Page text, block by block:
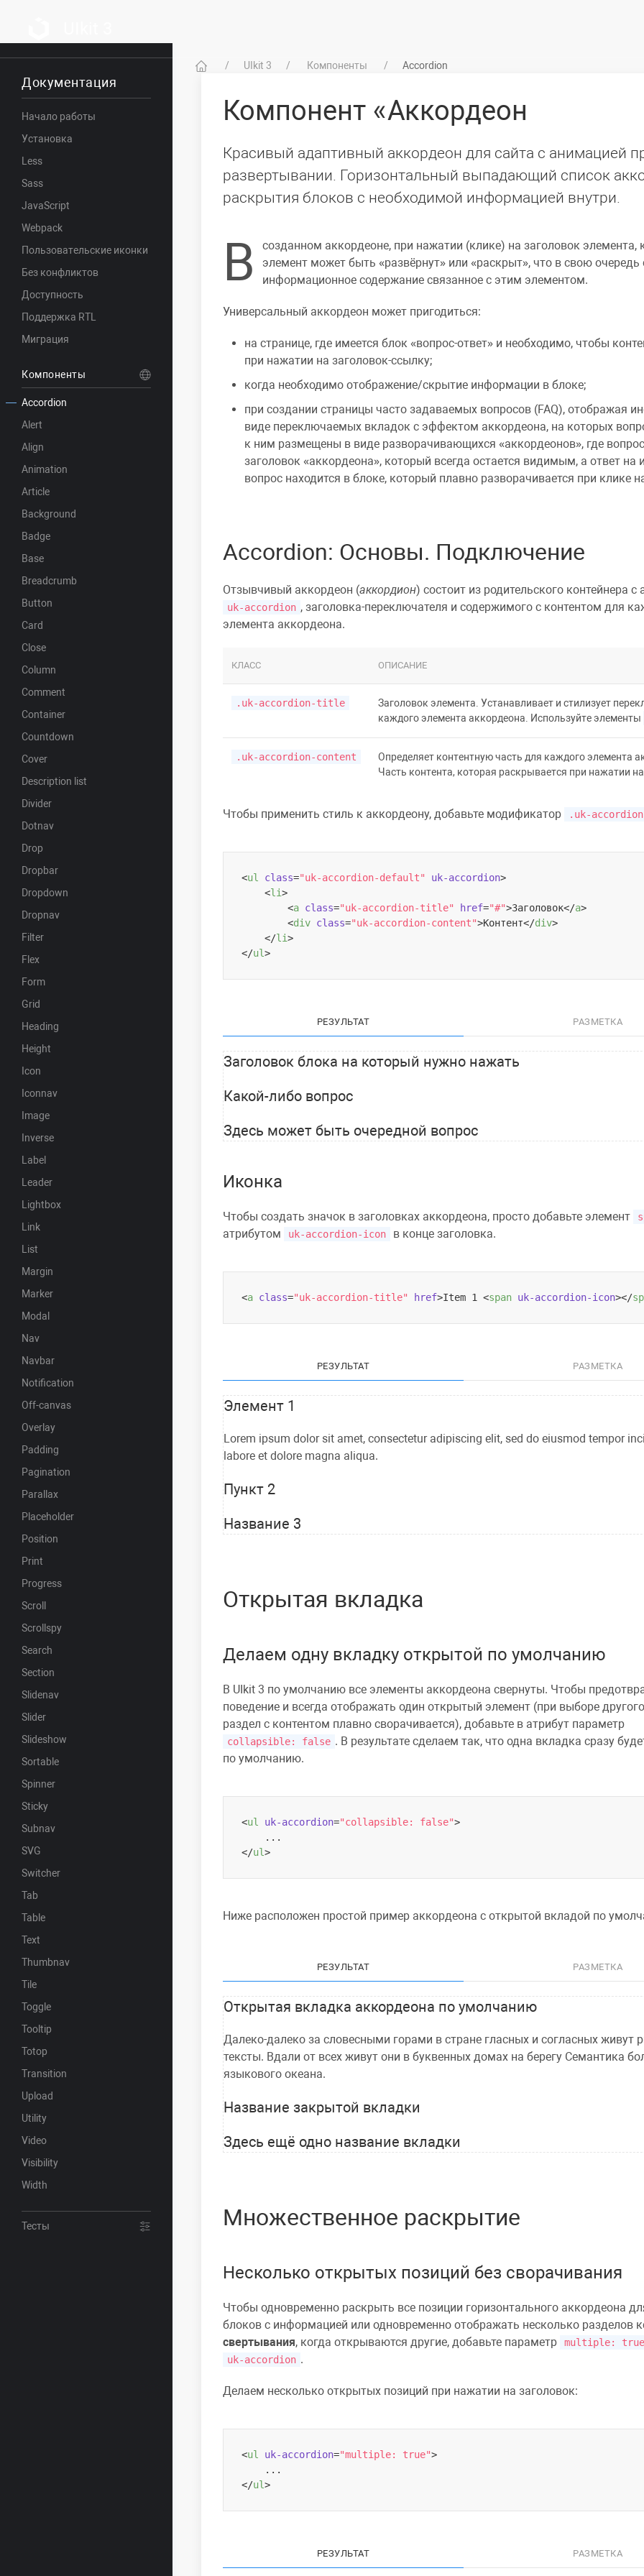
UIkit 3 Компоненты Accordion
Документация
Начало работы
Установка
Less
Sass
JavaScript
Webpack
Пользовательские иконки
Без конфликтов
Доступность
Поддержка RTL
Миграция
Компоненты
Accordion
Alert
Align
Animation
Article
Background
Badge
Base
Breadcrumb
Button
Card
Close
Column
Comment
Container
Countdown
Cover
Description list
Divider
Dotnav
Drop
Dropbar
Dropdown
Dropnav
Filter
Flex
Form
Grid
Heading
Height
Icon
Iconnav
Image
Inverse
Label
Leader
Lightbox
Link
List
Margin
Marker
Modal
Nav
Navbar
Notification
Off-canvas
Overlay
Padding
Pagination
Parallax
Placeholder
Position
Print
Progress
Scroll
Scrollspy
Search
Section
Slidenav
Slider
Slideshow
Sortable
Spinner
Sticky
Subnav
SVG
Switcher
Tab
Table
Text
Thumbnav
Tile
Toggle
Tooltip
Totop
Transition
Upload
Utility
Video
Visibility
Width
Тесты
Компонент Аккордеон
Красивый адаптивный аккордеон для сайта с анимацией
развертывании. Горизонтальный выпадающий список
раскрытия блоков с необходимой информацией внутри.
В
созданном аккордеоне, при нажатии (клике) на заголовок элемента,
элемент может быть «развёрнут» или «раскрыт», что в свою очередь
информационное содержание связанное с этим элементом.
Универсальный аккордеон может пригодиться:
на странице, где имеется блок «вопрос-ответ» и необходимо, чтобы
при нажатии на заголовок-ссылку;
когда необходимо отображение/скрытие информации в блоке;
при создании страницы часто задаваемых вопросов (FAQ), отображая
виде переключаемых вкладок с эффектом аккордеона, на которых
к ним размещены в виде разворачивающихся «аккордеонов», где
заголовок «аккордеона», который всегда остается видимым, а ответ на
вопрос находится в блоке, который плавно разворачивается при клике
Accordion: Основы. Подключение
Отзывчивый аккордеон (аккордион) состоит из родительского контейнера с
uk-accordion , заголовка-переключателя и содержимого с контентом для
элемента аккордеона.
КЛАСС ОПИСАНИЕ
.uk-accordion-title
Заголовок элемента. Устанавливает и стилизует
каждого элемента аккордеона. Используйте элементы
.uk-accordion-content
Определяет контентную часть для каждого элемента
Часть контента, которая раскрывается при нажатии
Чтобы применить стиль к аккордеону, добавьте модификатор .uk-
<ul class="uk-accordion-default" uk-accordion>
<li>
<a class="uk-accordion-title" href="#">Заголовок</a>
<div class="uk-accordion-content">Контент</div>
</li>
</ul>
РЕЗУЛЬТАТ РАЗМЕТКА
Заголовок блока на который нужно нажать
Какой-либо вопрос
Здесь может быть очередной вопрос
Иконка
Чтобы создать значок в заголовках аккордеона, просто добавьте элемент
атрибутом
uk-accordion-icon в конце заголовка.
<a class="uk-accordion-title" href>Item 1 <span uk-accordion-icon></
РЕЗУЛЬТАТ РАЗМЕТКА
Элемент 1
Lorem ipsum dolor sit amet, consectetur adipiscing elit, sed do eiusmod tempor
labore et dolore magna aliqua.
Пункт 2
Название 3
Открытая вкладка
Делаем одну вкладку открытой по умолчанию
В UIkit 3 по умолчанию все элементы аккордеона свернуты. Чтобы
поведение и всегда отображать один открытый элемент (при выборе
раздел с контентом плавно сворачивается), добавьте в атрибут параметр
collapsible: false . В результате cделаем так, что одна вкладка сразу
по умолчанию.
<ul uk-accordion="collapsible: false">
</ul>
Ниже расположен простой пример аккордеона с открытой вкладой по
РЕЗУЛЬТАТ РАЗМЕТКА
Открытая вкладка аккордеона по умолчанию
Далеко-далеко за словесными горами в стране гласных и согласных живут
тексты. Вдали от всех живут они в буквенных домах на берегу Семантика
языкового океана.
Название закрытой вкладки
Здесь ещё одно название вкладки
Множественное раскрытие
Несколько открытых позиций без сворачивания
Чтобы одновременно раскрыть все позиции горизонтального аккордеона
блоков с информацией или одновременно отображать несколько разделов
свертывания, когда открываются другие, добавьте параметр multiple: true
uk-accordion .
Делаем несколько открытых позиций при нажатии на заголовок:
<ul uk-accordion="multiple: true">
</ul>
РЕЗУЛЬТАТ РАЗМЕТКА